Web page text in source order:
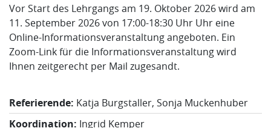
Vor Start des Lehrgangs am 19. Oktober 2026 wird am
11. September 2026 von 17:00-18:30 Uhr Uhr eine
Online-Informationsveranstaltung angeboten. Ein
Zoom-Link für die Informationsveranstaltung wird
Ihnen zeitgerecht per Mail zugesandt.
Referierende: Katja Burgstaller, Sonja Muckenhuber
Koordination: Ingrid Kemper